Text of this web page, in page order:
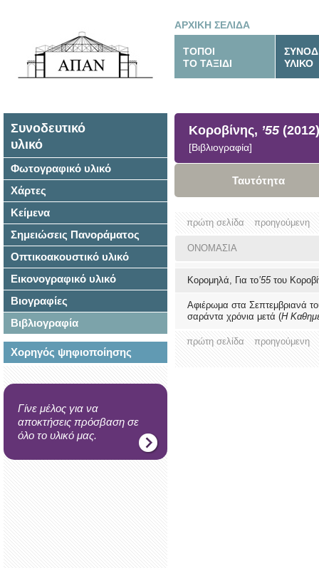
ΑΡΧΙΚΗ ΣΕΛΙΔΑ
ΤΟΠΟΙ
ΤΟ ΤΑΞΙΔΙ
ΥΛΙΚΟ
Συνοδευτικό
υλικό
Φωτογραφικό υλικό
Χάρτες
Κείμενα
Σημειώσεις Πανοράματος
Οπτικοακουστικό υλικό
Εικονογραφικό υλικό
Βιογραφίες
Βιβλιογραφία
Χορηγός ψηφιοποίησης
Γίνε μέλος για να
αποκτήσεις πρόσβαση σε
όλο το υλικό μας.
Κοροβίνης, ’55(2012)
[Βιβλιογραφία]
Ταυτότητα
πρώτη σελίδα προηγούμενη
ΟΝΟΜΑΣΙΑ
Κορομηλά, Για το’55 του
Αφιέρωμα στα Σεπτεμβριανά
σαράντα χρόνια μετά (Η
πρώτη σελίδα προηγούμενη